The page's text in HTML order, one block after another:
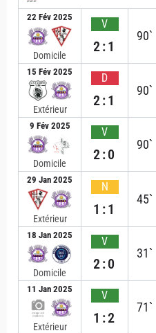
22 Fév 2025
Domicile
V
2:1
90`
15 Fév 2025
Extérieur
D
2:1
90`
9 Fév 2025
Domicile
V
2:0
90`
29 Jan 2025
Extérieur
N
1:1
45`
18 Jan 2025
Domicile
V
2:0
31`
11 Jan 2025
Extérieur
V
1:2
71`